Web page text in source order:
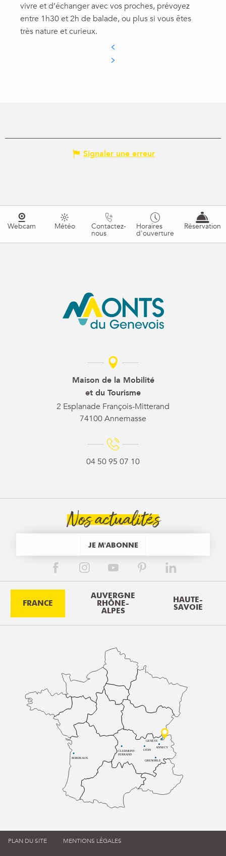
vivre et d’échanger avec vos proches, prévoyez
entre 1h30 et 2h de balade, ou plus si vous êtes
très nature et curieux.
Signaler une erreur
Webcam Météo Contactez-
nous
Horaires
d'ouverture
Réservation
Maison de la Mobilité
et du Tourisme
2 Esplanade François-Mitterand
74100 Annemasse
04 50 95 07 10
Nos actualités
JE M'ABONNE
FRANCE
AUVERGNE
RHÔNE-
ALPES
HAUTE-
SAVOIE
BORDEAUX
CLERMONT-
FERRAND
LYON
ANNECY
GRENOBLE
GENÈVE
PLAN DU SITE MENTIONS LÉGALES